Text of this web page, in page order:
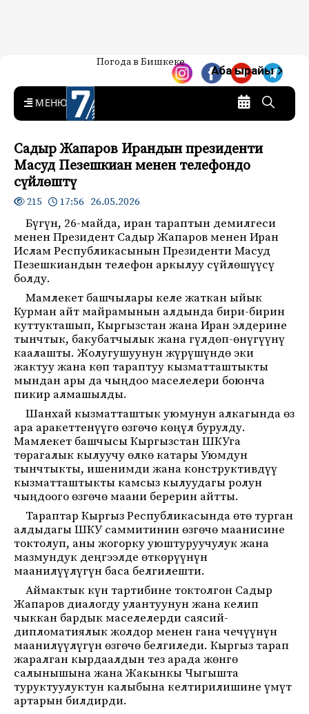
7-канал. Жаңылыктар —
Кыргызстан
Жаңылыктар — Кыргызстан
Погода в Бишкеке
Аба ырайы
MENU
Садыр Жапаров Ирандын президенти
Масуд Пезешкиан менен телефондо
сүйлөштү
215 17:56 26.05.2026
Бүгүн, 26-майда, иран тараптын демилгеси
менен Президент Садыр Жапаров менен Иран
Ислам Республикасынын Президенти Масуд
Пезешкиандын телефон аркылуу сүйлөшүүсү
болду.
Мамлекет башчылары келе жаткан ыйык
Курман айт майрамынын алдында бири-бирин
куттукташып, Кыргызстан жана Иран элдерине
тынчтык, бакубатчылык жана гүлдөп-өнүгүүнү
каалашты. Жолугушуунун жүрүшүндө эки
жактуу жана көп тараптуу кызматташтыкты
мындан ары да чыңдоо маселелери боюнча
пикир алмашылды.
Шанхай кызматташтык уюмунун алкагында өз
ара аракеттенүүгө өзгөчө көңүл бурулду.
Мамлекет башчысы Кыргызстан ШКУга
төрагалык кылуучу өлкө катары Уюмдун
тынчтыкты, ишенимди жана конструктивдүү
кызматташтыкты камсыз кылуудагы ролун
чыңдоого өзгөчө маани берерин айтты.
Тараптар Кыргыз Республикасында өтө турган
алдыдагы ШКУ саммитинин өзгөчө маанисине
токтолуп, аны жогорку уюштуруучулук жана
мазмундук деңгээлде өткөрүүнүн
маанилүүлүгүн баса белгилешти.
Аймактык күн тартибине токтолгон Садыр
Жапаров диалогду улантуунун жана келип
чыккан бардык маселелерди саясий-
дипломатиялык жолдор менен гана чечүүнүн
маанилүүлүгүн өзгөчө белгиледи. Кыргыз тарап
жаралган кырдаалдын тез арада жөнгө
салынышына жана Жакынкы Чыгышта
туруктуулуктун калыбына келтирилишине үмүт
артарын билдирди.